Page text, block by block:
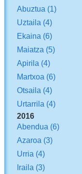
Abuztua (1)
Uztaila (4)
Ekaina (6)
Maiatza (5)
Apirila (4)
Martxoa (6)
Otsaila (4)
Urtarrila (4)
2016
Abendua (6)
Azaroa (3)
Urria (4)
Iraila (3)